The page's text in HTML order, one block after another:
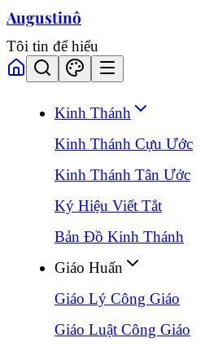
Augustinô
Tôi tin để hiểu
Kinh Thánh
Kinh Thánh Cựu Ước
Kinh Thánh Tân Ước
Ký Hiệu Viết Tắt
Bản Đồ Kinh Thánh
Giáo Huấn
Giáo Lý Công Giáo
Giáo Luật Công Giáo